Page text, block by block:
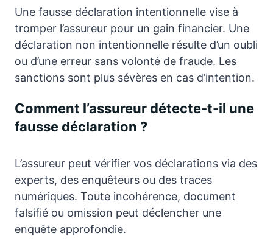
Une fausse déclaration intentionnelle vise à
tromper l’assureur pour un gain financier. Une
déclaration non intentionnelle résulte d’un oubli
ou d’une erreur sans volonté de fraude. Les
sanctions sont plus sévères en cas d’intention.
Comment l’assureur détecte-t-il une
fausse déclaration ?
L’assureur peut vérifier vos déclarations via des
experts, des enquêteurs ou des traces
numériques. Toute incohérence, document
falsifié ou omission peut déclencher une
enquête approfondie.